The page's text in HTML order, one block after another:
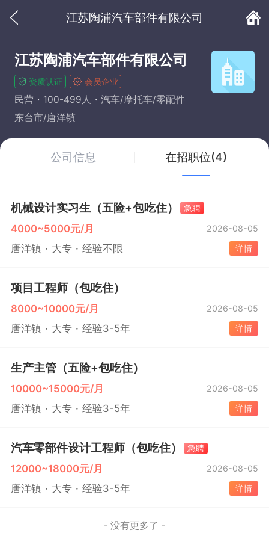
江苏陶浦汽车部件有限公司
江苏陶浦汽车部件有限公司
资质认证 会员企业
民营 100-499人
汽车/摩托车/零配件
东台市/唐洋镇
公司信息 在招职位(4)
机械设计实习生（五险+包吃住） 急聘
4000~5000元/月 2026-08-05
唐洋镇 大专 经验不限 详情
项目工程师（包吃住）
8000~10000元/月 2026-08-05
唐洋镇 大专 经验3-5年 详情
生产主管（五险+包吃住）
10000~15000元/月 2026-08-05
唐洋镇 大专 经验3-5年 详情
汽车零部件设计工程师（包吃住） 急聘
12000~18000元/月 2026-08-05
唐洋镇 大专 经验3-5年 详情
- 没有更多了 -